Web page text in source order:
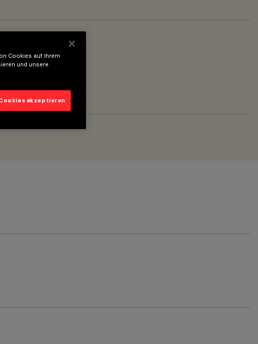
Cookies auf Ihrem
und unsere
akzeptieren